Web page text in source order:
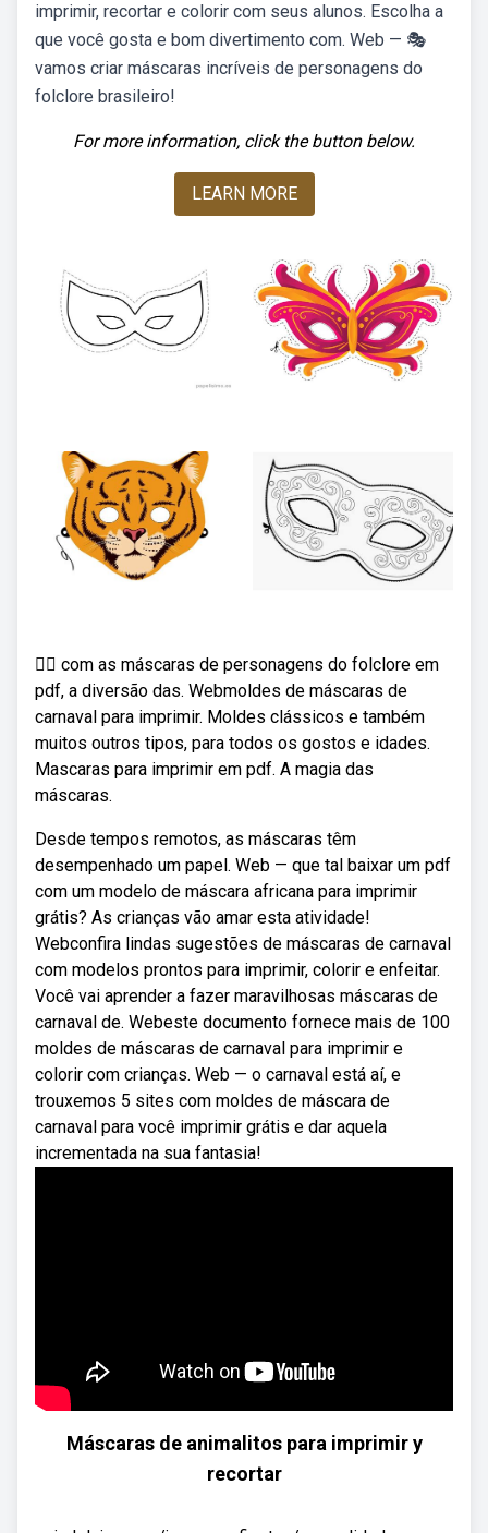
imprimir, recortar e colorir com seus alunos. Escolha a
que você gosta e bom divertimento com. Web — 🎭
vamos criar máscaras incríveis de personagens do
folclore brasileiro!
For more information, click the button below.
LEARN MORE
🧜‍♀️ com as máscaras de personagens do folclore em
pdf, a diversão das. Webmoldes de máscaras de
carnaval para imprimir. Moldes clássicos e também
muitos outros tipos, para todos os gostos e idades.
Mascaras para imprimir em pdf. A magia das
máscaras.
Desde tempos remotos, as máscaras têm
desempenhado um papel. Web — que tal baixar um pdf
com um modelo de máscara africana para imprimir
grátis? As crianças vão amar esta atividade!
Webconfira lindas sugestões de máscaras de carnaval
com modelos prontos para imprimir, colorir e enfeitar.
Você vai aprender a fazer maravilhosas máscaras de
carnaval de. Webeste documento fornece mais de 100
moldes de máscaras de carnaval para imprimir e
colorir com crianças. Web — o carnaval está aí, e
trouxemos 5 sites com moldes de máscara de
carnaval para você imprimir grátis e dar aquela
incrementada na sua fantasia!
Máscaras de animalitos para imprimir y
recortar